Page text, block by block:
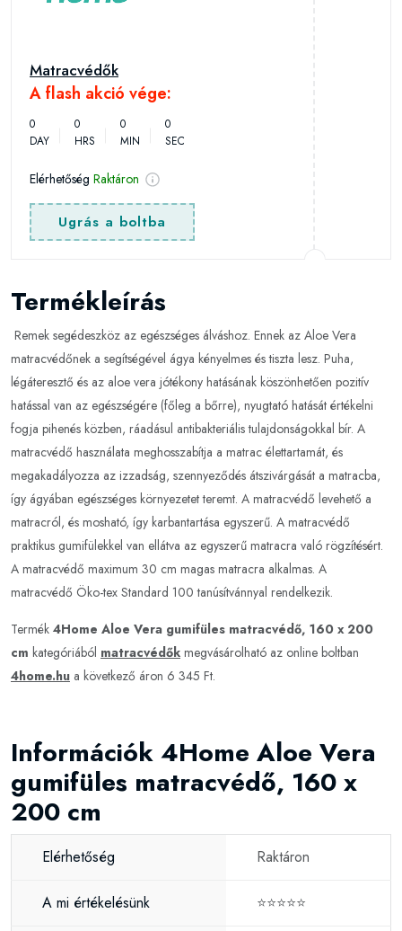
Matracvédők
A flash akció vége:
0
DAY
0
HRS
0
MIN
0
SEC
Elérhetőség Raktáron
Ugrás a boltba
Termékleírás
Remek segédeszköz az egészséges álváshoz. Ennek az Aloe Vera
matracvédőnek a segítségével ágya kényelmes és tiszta lesz. Puha,
légáteresztő és az aloe vera jótékony hatásának köszönhetően pozitív
hatással van az egészségére (főleg a bőrre), nyugtató hatását értékelni
fogja pihenés közben, ráadásul antibakteriális tulajdonságokkal bír. A
matracvédő használata meghosszabítja a matrac élettartamát, és
megakadályozza az izzadság, szennyeződés átszivárgását a matracba,
így ágyában egészséges környezetet teremt. A matracvédő levehető a
matracról, és mosható, így karbantartása egyszerű. A matracvédő
praktikus gumifülekkel van ellátva az egyszerű matracra való rögzítésért.
A matracvédő maximum 30 cm magas matracra alkalmas. A
matracvédő Öko-tex Standard 100 tanúsítvánnyal rendelkezik.
Termék 4Home Aloe Vera gumifüles matracvédő, 160 x 200
cm kategóriából matracvédők megvásárolható az online boltban
4home.hu a következő áron 6 345 Ft.
Információk 4Home Aloe Vera
gumifüles matracvédő, 160 x
200 cm
Elérhetőség Raktáron
A mi értékelésünk ⭐⭐⭐⭐⭐